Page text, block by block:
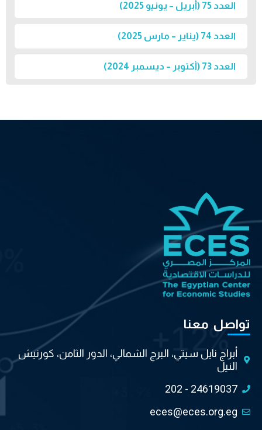
العدد 75 (أبريل – يونيو 2025)
العدد 74 (يناير – مارس 2025)
العدد 73 (أكتوبر – ديسمبر 2024)
تواصل معنا
أبراج نايل سيتي، البرج الشمالي، الدور الثامن، كورنيش
النيل
202 - 24619037
eces@eces.org.eg